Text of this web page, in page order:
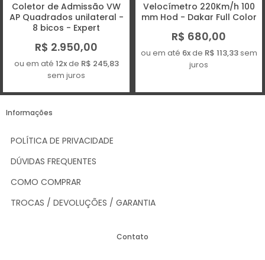
Coletor de Admissão VW
AP Quadrados unilateral -
8 bicos - Expert
R$ 2.950,00
ou em até 12xde R$ 245,83
sem juros
Velocímetro 220Km/h 100
mm Hod - Dakar Full Color
R$ 680,00
ou em até 6xde R$ 113,33sem
juros
Informações
POLÍTICA DE PRIVACIDADE
DÚVIDAS FREQUENTES
COMO COMPRAR
TROCAS / DEVOLUÇÕES / GARANTIA
Contato